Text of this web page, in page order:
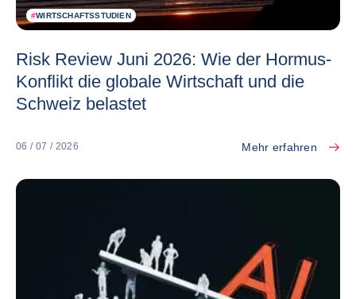
#WIRTSCHAFTSSTUDIEN
Risk Review Juni 2026: Wie der Hormus-
Konflikt die globale Wirtschaft und die
Schweiz belastet
06 / 07 / 2026 Mehr erfahren